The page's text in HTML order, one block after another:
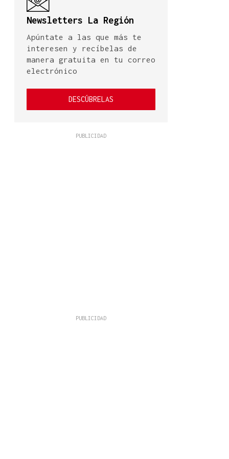
Newsletters La Región
Apúntate a las que más te
interesen y recíbelas de
manera gratuita en tu correo
electrónico
DESCÚBRELAS